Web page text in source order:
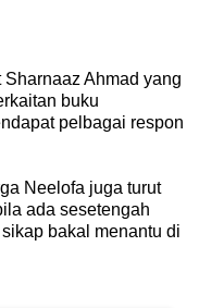
Ahmad yang
buku
pelbagai respon
Neelofa juga turut
ada sesetengah
bakal menantu di